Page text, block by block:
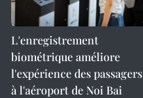
L'enregistrement
biométrique améliore
l'expérience des passagers
à l'aéroport de Noi Bai